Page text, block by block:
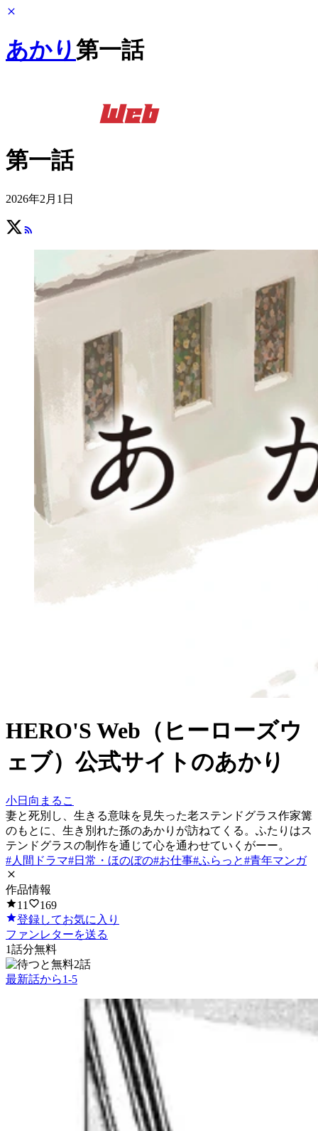
あかり第一話
第一話
2026年2月1日
HERO'S Web（ヒーローズウ
ェブ）公式サイト のあかり
小日向まるこ
妻と死別し、生きる意味を見失った老ステンドグラス作家篝
のもとに、生き別れた孫のあかりが訪ねてくる。ふたりはス
テンドグラスの制作を通じて心を通わせていくがーー。
#人間ドラマ#日常・ほのぼの#お仕事#ふらっと#青年マンガ
作品情報
11
169
登録してお気に入り
ファンレターを送る
1話分無料
2話
最新話から1-5